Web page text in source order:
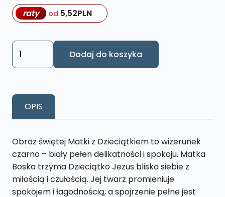
raty od 5,52PLN
ilość
Obraz
dzieckiem
x
43
cm
Dodaj do koszyka
OPIS
Obraz świętej Matki z Dzieciątkiem to wizerunek
czarno – biały pełen delikatności i spokoju. Matka
Boska trzyma Dzieciątko Jezus blisko siebie z
miłością i czułością. Jej twarz promieniuje
spokojem i łagodnością, a spojrzenie pełne jest